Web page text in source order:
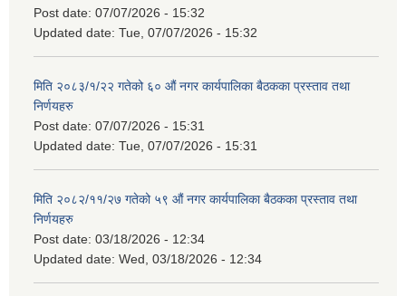
Post date: 07/07/2026 - 15:32
Updated date: Tue, 07/07/2026 - 15:32
मिति २०८३/१/२२ गतेको ६० औं नगर कार्यपालिका बैठकका प्रस्ताव तथा
निर्णयहरु
Post date: 07/07/2026 - 15:31
Updated date: Tue, 07/07/2026 - 15:31
मिति २०८२/११/२७ गतेको ५९ औं नगर कार्यपालिका बैठकका प्रस्ताव तथा
निर्णयहरु
Post date: 03/18/2026 - 12:34
Updated date: Wed, 03/18/2026 - 12:34